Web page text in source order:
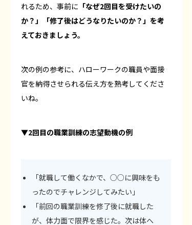
れるため、事前に 「なぜ2回目を受けたいの
か？」「修了後はどうなりたいのか？」を考
えておきましょう。
次の例の参考に、ハローワークの職員や面接
官を納得させられる伝え方を熟考してくださ
いね。
▼2回目の職業訓練の志望動機の例
「就職して働くなかで、○○に興味をも
ったのでチャレンジしてみたい」
「前回の職業訓練を修了後に就職した
が、体力面で限界を感じた。次は体へ